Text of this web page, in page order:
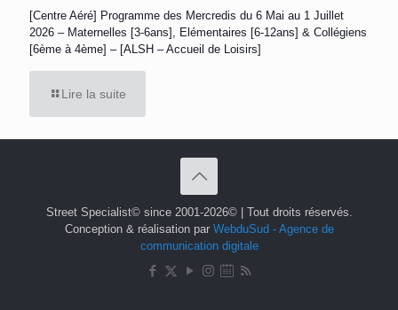
[Centre Aéré] Programme des Mercredis du 6 Mai au 1 Juillet
2026 – Maternelles [3-6ans], Elémentaires [6-12ans] & Collégiens
[6ème à 4ème] – [ALSH – Accueil de Loisirs]
Lire la suite
Street Specialist© since 2001-2026© | Tout droits réservés.
Conception & réalisation par WebduSud - Agence de
communication digitale